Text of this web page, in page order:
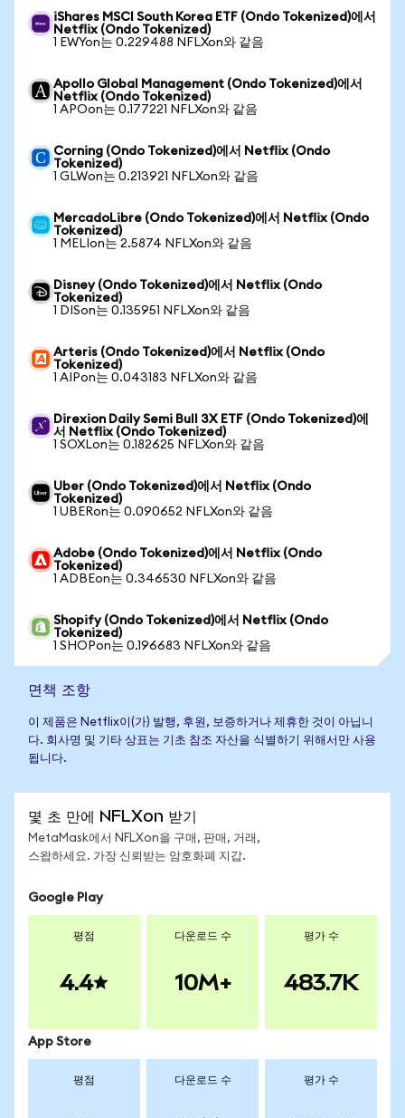
iShares MSCI South Korea ETF (Ondo Tokenized)에서
Netflix (Ondo Tokenized)
1 EWYon는 0.229488 NFLXon와 같음
Apollo Global Management (Ondo Tokenized)에서
Netflix (Ondo Tokenized)
1 APOon는 0.177221 NFLXon와 같음
Corning (Ondo Tokenized)에서 Netflix (Ondo
Tokenized)
1 GLWon는 0.213921 NFLXon와 같음
MercadoLibre (Ondo Tokenized)에서 Netflix (Ondo
Tokenized)
1 MELIon는 2.5874 NFLXon와 같음
Disney (Ondo Tokenized)에서 Netflix (Ondo
Tokenized)
1 DISon는 0.135951 NFLXon와 같음
Arteris (Ondo Tokenized)에서 Netflix (Ondo
Tokenized)
1 AIPon는 0.043183 NFLXon와 같음
Direxion Daily Semi Bull 3X ETF (Ondo Tokenized)에
서 Netflix (Ondo Tokenized)
1 SOXLon는 0.182625 NFLXon와 같음
Uber (Ondo Tokenized)에서 Netflix (Ondo
Tokenized)
1 UBERon는 0.090652 NFLXon와 같음
Adobe (Ondo Tokenized)에서 Netflix (Ondo
Tokenized)
1 ADBEon는 0.346530 NFLXon와 같음
Shopify (Ondo Tokenized)에서 Netflix (Ondo
Tokenized)
1 SHOPon는 0.196683 NFLXon와 같음
면책 조항
이 제품은 Netflix이(가) 발행, 후원, 보증하거나 제휴한 것이 아닙니
다. 회사명 및 기타 상표는 기초 참조 자산을 식별하기 위해서만 사용
됩니다.
몇 초 만에 NFLXon 받기
MetaMask에서 NFLXon을 구매, 판매, 거래,
스왑하세요. 가장 신뢰받는 암호화폐 지갑.
Google Play
평점
4.4
다운로드 수
10M+
평가 수
483.7K
App Store
평점 다운로드 수 평가 수